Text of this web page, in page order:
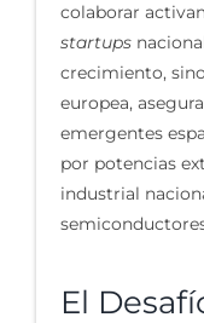
colaborar
startups
crecimiento,
europea,
emergentes
por potencias
industrial
El